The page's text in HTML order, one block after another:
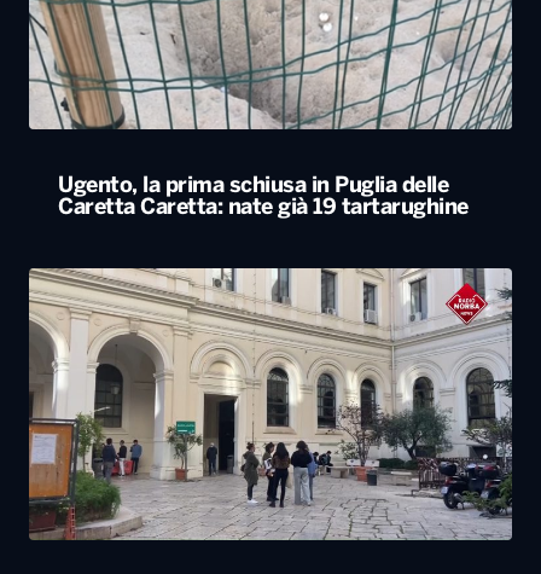
Ugento, la prima schiusa in Puglia delle
Caretta Caretta: nate già 19 tartarughine